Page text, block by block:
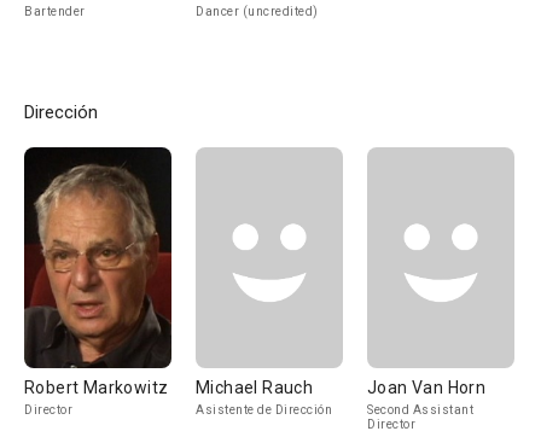
Bartender Dancer (uncredited)
Dirección
Robert Markowitz
Director
Michael Rauch
Asistente de Dirección
Joan Van Horn
Second Assistant
Director